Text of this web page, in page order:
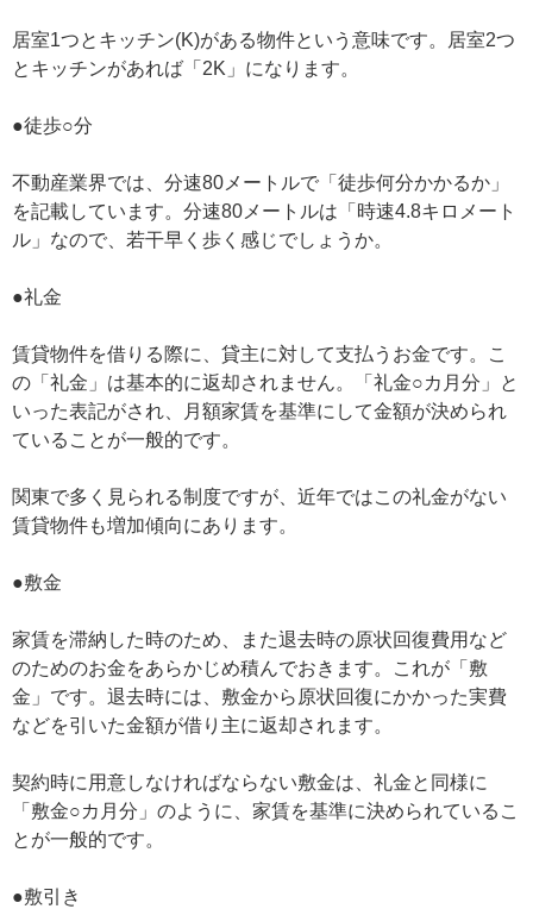
居室1つとキッチン(K)がある物件という意味です。居室2つ
とキッチンがあれば「2K」になります。
●徒歩○分
不動産業界では、分速80メートルで「徒歩何分かかるか」
を記載しています。分速80メートルは「時速4.8キロメート
ル」なので、若干早く歩く感じでしょうか。
●礼金
賃貸物件を借りる際に、貸主に対して支払うお金です。こ
の「礼金」は基本的に返却されません。「礼金○カ月分」と
いった表記がされ、月額家賃を基準にして金額が決められ
ていることが一般的です。
関東で多く見られる制度ですが、近年ではこの礼金がない
賃貸物件も増加傾向にあります。
●敷金
家賃を滞納した時のため、また退去時の原状回復費用など
のためのお金をあらかじめ積んでおきます。これが「敷
金」です。退去時には、敷金から原状回復にかかった実費
などを引いた金額が借り主に返却されます。
契約時に用意しなければならない敷金は、礼金と同様に
「敷金○カ月分」のように、家賃を基準に決められているこ
とが一般的です。
●敷引き